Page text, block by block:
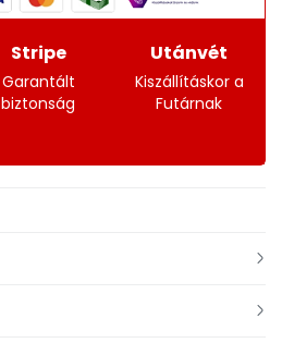
Stripe
Garantált
biztonság
Utánvét
Kiszállításkor a
Futárnak